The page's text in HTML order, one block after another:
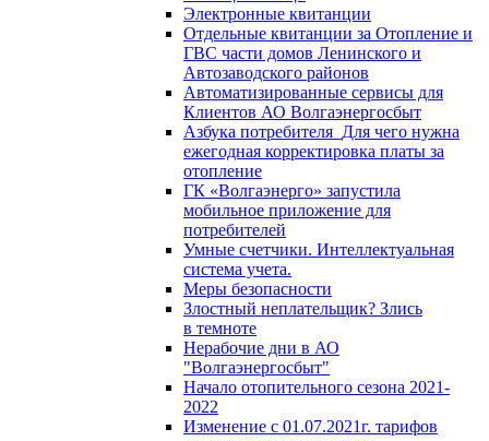
Электронные квитанции
Отдельные квитанции за Отопление и
ГВС части домов Ленинского и
Автозаводского районов
Автоматизированные сервисы для
Клиентов АО Волгаэнергосбыт
Азбука потребителя_Для чего нужна
ежегодная корректировка платы за
отопление
ГК «Волгаэнерго» запустила
мобильное приложение для
потребителей
Умные счетчики. Интеллектуальная
система учета.
Меры безопасности
Злостный неплательщик? Злись
в темноте
Нерабочие дни в АО
"Волгаэнергосбыт"
Начало отопительного сезона 2021-
2022
Изменение с 01.07.2021г. тарифов